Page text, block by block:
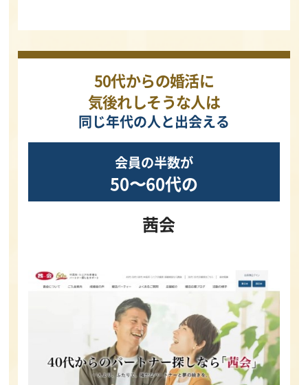
50代からの婚活に
気後れしそうな人は
同じ年代の人と出会える
会員の半数が
50〜60代の
茜会